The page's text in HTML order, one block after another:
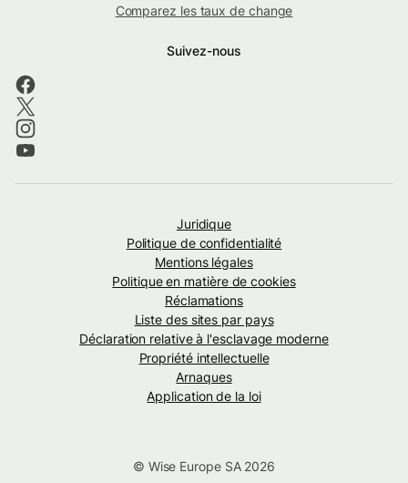
Comparez les taux de change
Suivez-nous
Juridique
Politique de confidentialité
Mentions légales
Politique en matière de cookies
Réclamations
Liste des sites par pays
Déclaration relative à l'esclavage moderne
Propriété intellectuelle
Arnaques
Application de la loi
© Wise Europe SA 2026